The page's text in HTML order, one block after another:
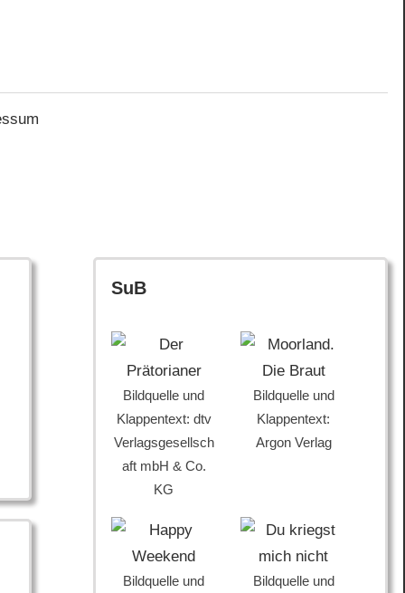
SuB
Bildquelle und
Klappentext: dtv
Verlagsgesellsch
aft mbH & Co.
KG
Bildquelle und
Klappentext:
Argon Verlag
Bildquelle und
Bildquelle und